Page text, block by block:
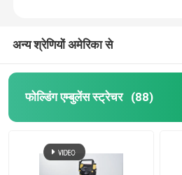
अन्य श्रेणियों अमेरिका से
फोल्डिंग एम्बुलेंस स्ट्रेचर (88)